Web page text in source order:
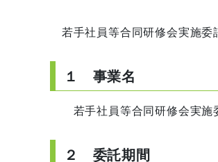
若手社員等合同研修会実施
１ 事業名
若手社員等合同研修会実施
２ 委託期間